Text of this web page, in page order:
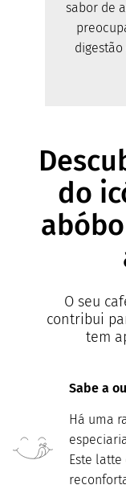
sabor de
do
O seu
contribui
tem
Sabe a
Há uma
Este